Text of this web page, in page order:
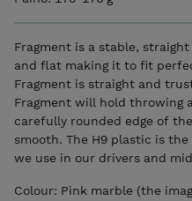
Fragment is a stable,
and flat making it to fit
Fragment is straight and
Fragment will hold throwing
carefully rounded edge of
smooth. The H9 plastic is
we use in our drivers and
Colour: Pink marble (the